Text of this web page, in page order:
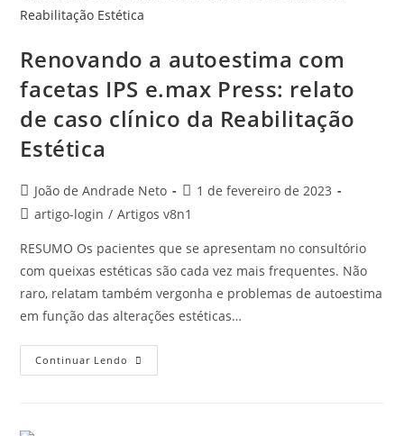
Renovando a autoestima com
facetas IPS e.max Press: relato
de caso clínico da Reabilitação
Estética
João de Andrade Neto
1 de fevereiro de 2023
artigo-login / Artigos v8n1
RESUMO Os pacientes que se apresentam no consultório
com queixas estéticas são cada vez mais frequentes. Não
raro, relatam também vergonha e problemas de autoestima
em função das alterações estéticas…
Continuar Lendo